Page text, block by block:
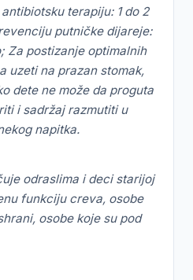
terapiju: 1 do 2
putničke dijareje:
Za postizanje optimalnih
uzeti na prazan stomak,
dete ne može da proguta
i sadržaj razmutiti u
napitka.
odraslima i deci starijoj
funkciju creva, osobe
osobe koje su pod